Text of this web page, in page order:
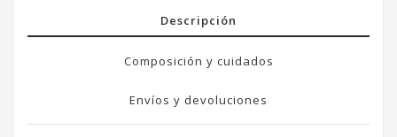
Descripción
Composición y cuidados
Envíos y devoluciones